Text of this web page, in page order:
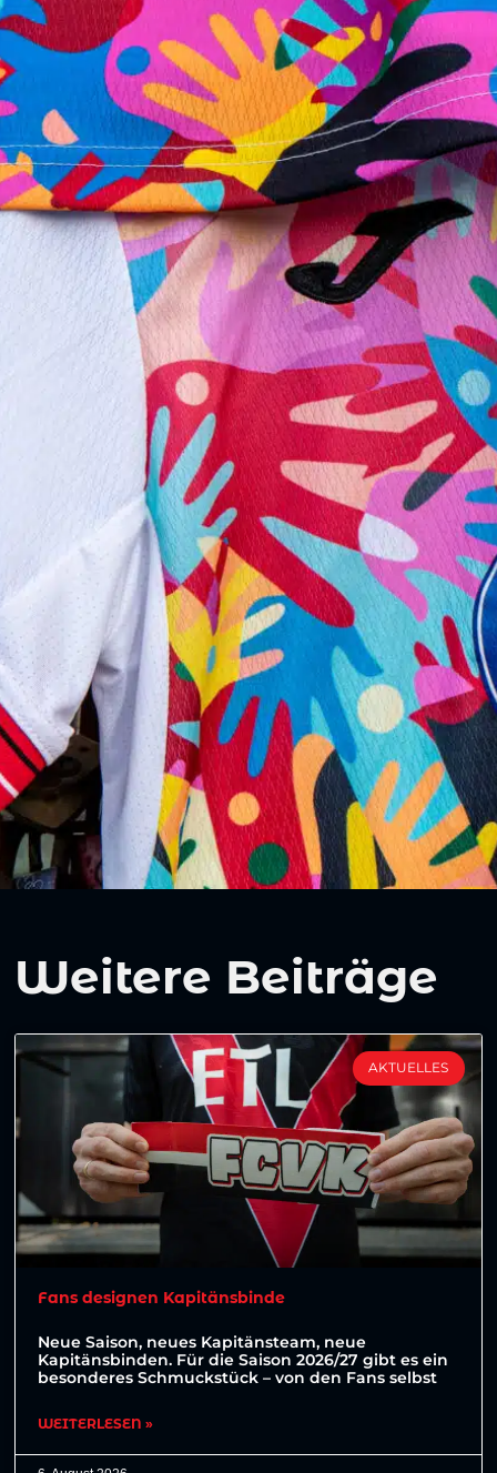
Weitere Beiträge
AKTUELLES
Fans designen Kapitänsbinde
Neue Saison, neues Kapitänsteam, neue
Kapitänsbinden. Für die Saison 2026/27 gibt es ein
besonderes Schmuckstück – von den Fans selbst
WEITERLESEN »